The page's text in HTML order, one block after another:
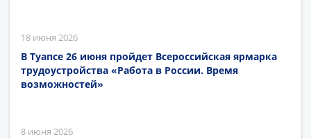
18 июня 2026
В Туапсе 26 июня пройдет Всероссийская ярмарка
трудоустройства «Работа в России. Время
возможностей»
8 июня 2026